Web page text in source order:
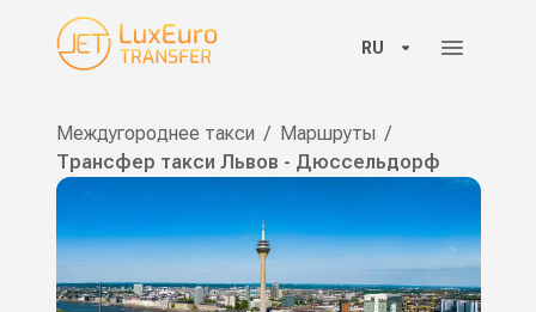
RU
Междугороднее такси / Маршруты /
Трансфер такси Львов - Дюссельдорф